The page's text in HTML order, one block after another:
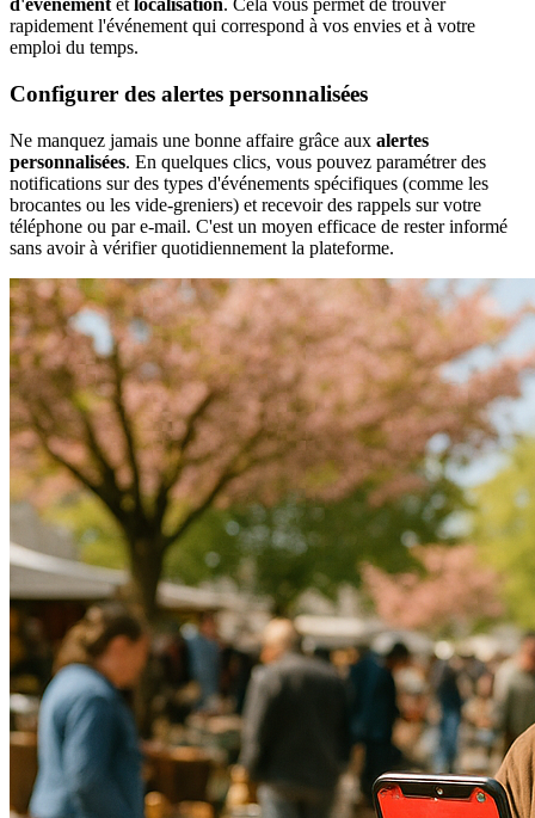
d'événement et localisation. Cela vous permet de trouver
rapidement l'événement qui correspond à vos envies et à votre
emploi du temps.
Configurer des alertes personnalisées
Ne manquez jamais une bonne affaire grâce aux alertes
personnalisées. En quelques clics, vous pouvez paramétrer des
notifications sur des types d'événements spécifiques (comme les
brocantes ou les vide-greniers) et recevoir des rappels sur votre
téléphone ou par e-mail. C'est un moyen efficace de rester informé
sans avoir à vérifier quotidiennement la plateforme.